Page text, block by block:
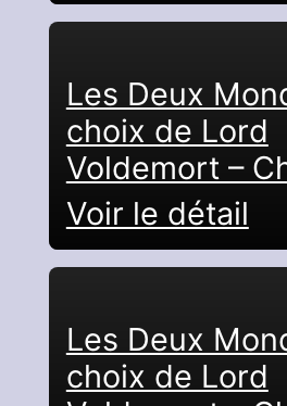
Les Deux
choix de Lord
Voldemort –
Voir le détail
Les Deux
choix de Lord